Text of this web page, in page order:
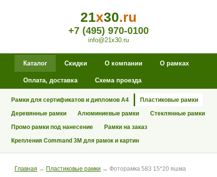
21x30.ru
+7 (495) 970-0100
info@21x30.ru
Каталог Скидки О компании О рамках
Оплата, доставка Схема проезда
Рамки для сертификатов и дипломов А4
Пластиковые рамки
Деревянные рамки
Алюминиевые рамки
Стеклянные рамки
Промо рамки под нанесение
Рамки на заказ
Крепления Command 3M для рамок и картин
Главная → Пластиковые рамки → Фоторамка 583 15*20 яшма